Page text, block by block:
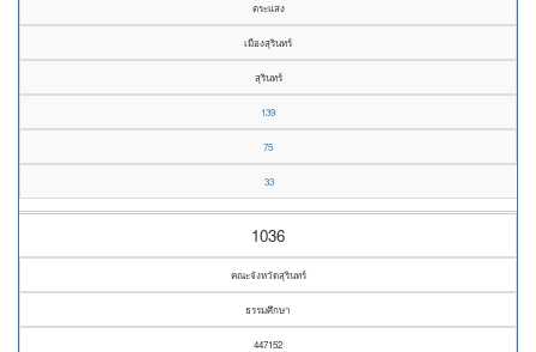
ตระแสง
เมืองสุรินทร์
สุรินทร์
139
75
33
1036
คณะจังหวัดสุรินทร์
ธรรมศึกษา
447152